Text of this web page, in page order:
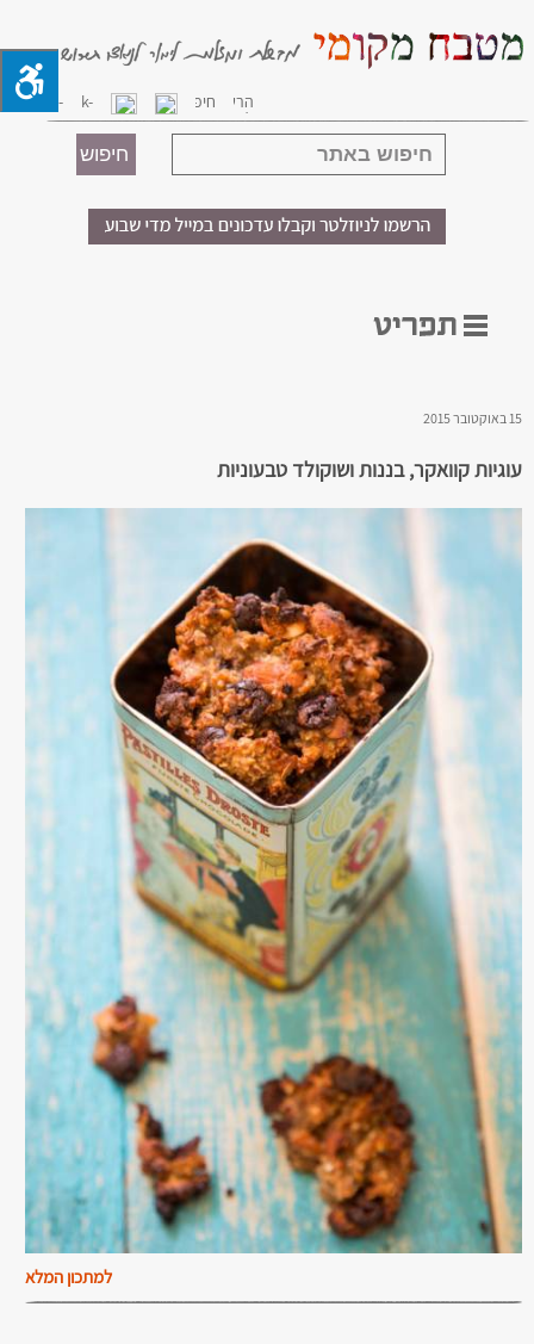
15 באוקטובר 2015
עוגיות קוואקר, בננות ושוקולד טבעוניות
למתכון המלא